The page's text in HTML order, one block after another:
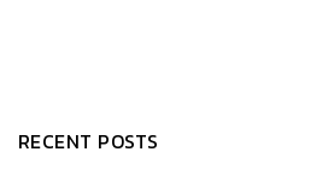
RECENT POSTS